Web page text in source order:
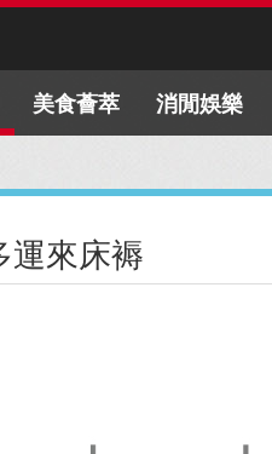
美食薈萃 消閒娛樂
運來床褥